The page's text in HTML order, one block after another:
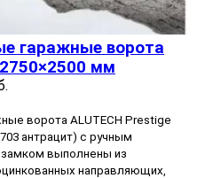
гаражные ворота
мм
ворота ALUTECH Prestige
антрацит) с ручным
выполнены из
направляющих,